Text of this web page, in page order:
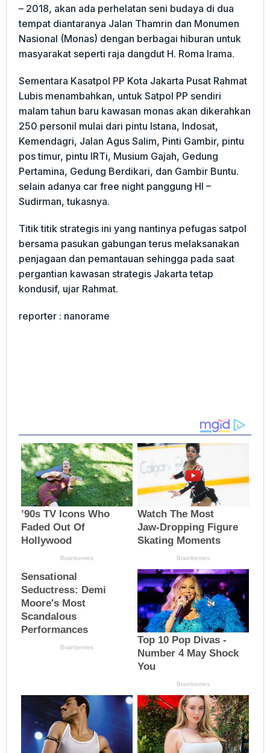
– 2018, akan ada perhelatan seni budaya di dua
tempat diantaranya Jalan Thamrin dan Monumen
Nasional (Monas) dengan berbagai hiburan untuk
masyarakat seperti raja dangdut H. Roma Irama.
Sementara Kasatpol PP Kota Jakarta Pusat Rahmat
Lubis menambahkan, untuk Satpol PP sendiri
malam tahun baru kawasan monas akan dikerahkan
250 personil mulai dari pintu Istana, Indosat,
Kemendagri, Jalan Agus Salim, Pinti Gambir, pintu
pos timur, pintu IRTi, Musium Gajah, Gedung
Pertamina, Gedung Berdikari, dan Gambir Buntu.
selain adanya car free night panggung HI –
Sudirman, tukasnya.
Titik titik strategis ini yang nantinya pefugas satpol
bersama pasukan gabungan terus melaksanakan
penjagaan dan pemantauan sehingga pada saat
pergantian kawasan strategis Jakarta tetap
kondusif, ujar Rahmat.
reporter : nanorame